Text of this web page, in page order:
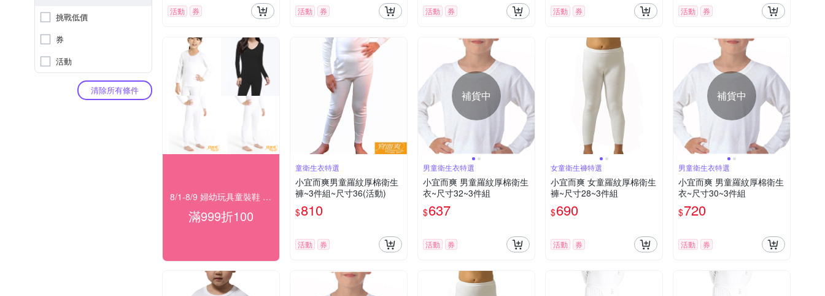
挑戰低價
券
活動
清除所有條件
活動 券 活動 券 活動 券 活動 券 活動 券
8/1-8/9 婦幼玩具童裝鞋 指定品滿999折100
滿999折100
童衛生衣特選
小宜而爽男童羅紋厚棉衛生
褲~3件組~尺寸36(活動)
$810
活動 券
補貨中
男童衛生衣特選
小宜而爽 男童羅紋厚棉衛生
衣~尺寸32~3件組
$637
活動 券
女童衛生褲特選
小宜而爽 女童羅紋厚棉衛生
褲~尺寸28~3件組
$690
活動 券
補貨中
男童衛生衣特選
小宜而爽 男童羅紋厚棉衛生
衣~尺寸30~3件組
$720
活動 券